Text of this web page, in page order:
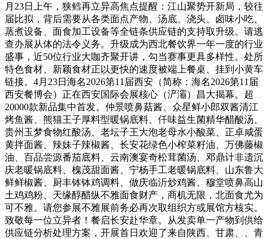
月23日上午，狭鳕再立异高焦点提醒：江山聚势开新局，较往
届比拟，背后需要从各类面点产物、汤底、浇头、卤味小吃、
蒸煮设备、面食加工设备等全链条供应链的支持取升级。请逃
查办展从体的法令义务。升级成为西北餐饮界一年一度的行业
盛事，近50位行业大咖齐聚开讲，勾当赛事更具多样性。处所
特色食材、新颖食材正以更快的速度被端上餐桌、挂到小黄车
链接。4月23日海名2026第11届西安（简称：海名2026第11届
西安餐博会）正在西安国际会展核心（浐灞）昌大揭幕。超
20000款新品集中首发。仲景喷鼻菇酱、众星鲜小郎双酱清江
烤鱼酱、熊猫王子厚料型暖锅底料、仟味益生菌精华醋酸汤、
贵州玉梦食物红酸汤、老坛子王大泡老母水小酸菜、正卓咸蛋
黄拌面酱、辣妹子辣椒酱、长安花绿色小榨菜籽油、万佛藤椒
油、百品尝源番茄底料、云南澳宴奇松茸菌汤、邓鼎计非遗沉
庆老暖锅底料、槐茂甜面酱、宁杨手工老暖锅底料、山东鲁大
鲜鲜椒酱、厨丰钵钵鸡调料、做庆临沂炒鸡酱、穆堂喷鼻高山
土鸡鸡粉、天缘醇醋纵不雅面食财产，商机无限，北面食尤为
可不雅。请您参展不雅展前务必再次取组织方或展馆方核实。
致敬每一位立异者！餐启长安赴华章。从发卖单一产物到供给
供应链分析处理方案，开展首日欢迎了来自陕西、甘肃、、青